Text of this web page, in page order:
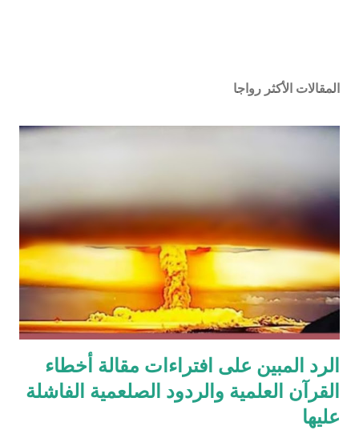
المقالات الأكثر رواجا
الرد المبين على افتراءات مقالة أخطاء
القرآن العلمية والردود الصلعمية الفاشلة
عليها